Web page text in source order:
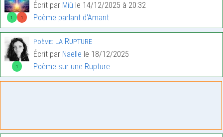
1 1
Écrit par Miù le 14/12/2025 à 20:32
Poème parlant d'Amant
1
Poème: La Rupture
Écrit par Naelle le 18/12/2025
Poème sur une Rupture